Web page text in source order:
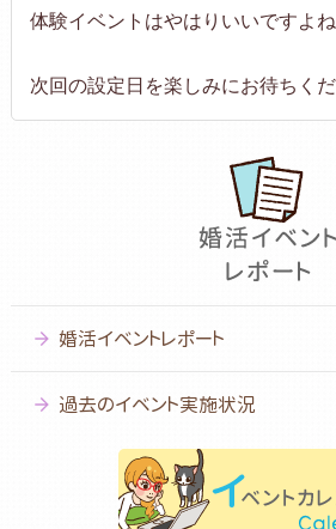
体験イベントはやはりいいですよね
次回の設定日を楽しみにお待ちく
婚活イベントレポート
過去のイベント実施状況